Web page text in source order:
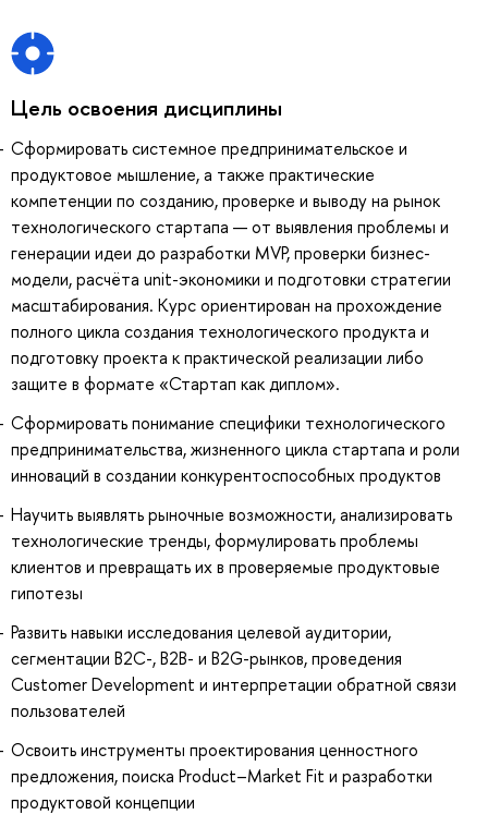
Цель освоения дисциплины
Сформировать системное предпринимательское и
продуктовое мышление, а также практические
компетенции по созданию, проверке и выводу на рынок
технологического стартапа — от выявления проблемы и
генерации идеи до разработки MVP, проверки бизнес-
модели, расчёта unit-экономики и подготовки стратегии
масштабирования. Курс ориентирован на прохождение
полного цикла создания технологического продукта и
подготовку проекта к практической реализации либо
защите в формате «Стартап как диплом».
Сформировать понимание специфики технологического
предпринимательства, жизненного цикла стартапа и роли
инноваций в создании конкурентоспособных продуктов
Научить выявлять рыночные возможности, анализировать
технологические тренды, формулировать проблемы
клиентов и превращать их в проверяемые продуктовые
гипотезы
Развить навыки исследования целевой аудитории,
сегментации B2C-, B2B- и B2G-рынков, проведения
Customer Development и интерпретации обратной связи
пользователей
Освоить инструменты проектирования ценностного
предложения, поиска Product–Market Fit и разработки
продуктовой концепции